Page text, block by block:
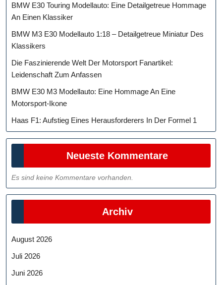
BMW E30 Touring Modellauto: Eine Detailgetreue Hommage
An Einen Klassiker
BMW M3 E30 Modellauto 1:18 – Detailgetreue Miniatur Des
Klassikers
Die Faszinierende Welt Der Motorsport Fanartikel:
Leidenschaft Zum Anfassen
BMW E30 M3 Modellauto: Eine Hommage An Eine
Motorsport-Ikone
Haas F1: Aufstieg Eines Herausforderers In Der Formel 1
Neueste Kommentare
Es sind keine Kommentare vorhanden.
Archiv
August 2026
Juli 2026
Juni 2026